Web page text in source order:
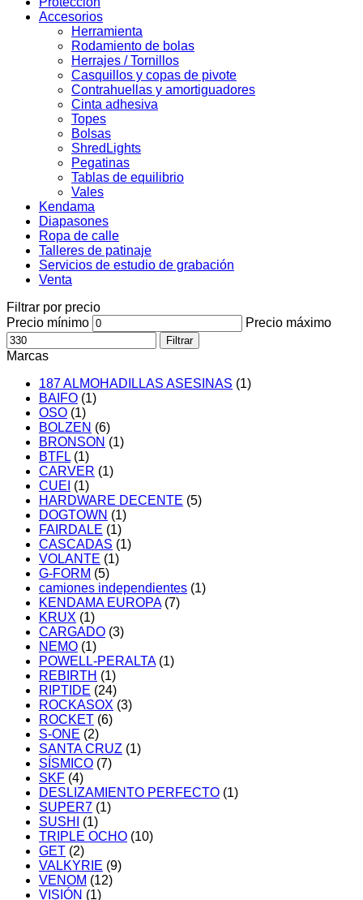
Accesorios
Herramienta
Rodamiento de bolas
Herrajes / Tornillos
Casquillos y copas de pivote
Contrahuellas y amortiguadores
Cinta adhesiva
Topes
Bolsas
ShredLights
Pegatinas
Tablas de equilibrio
Vales
Kendama
Diapasones
Ropa de calle
Talleres de patinaje
Servicios de estudio de grabación
Venta
Filtrar por precio
Precio mínimo
Precio máximo
Filtrar
Marcas
187 ALMOHADILLAS ASESINAS (1)
BAIFO (1)
OSO (1)
BOLZEN (6)
BRONSON (1)
BTFL (1)
CARVER (1)
CUEI (1)
HARDWARE DECENTE (5)
DOGTOWN (1)
FAIRDALE (1)
CASCADAS (1)
VOLANTE (1)
G-FORM (5)
camiones independientes (1)
KENDAMA EUROPA (7)
KRUX (1)
CARGADO (3)
NEMO (1)
POWELL-PERALTA (1)
REBIRTH (1)
RIPTIDE (24)
ROCKASOX (3)
ROCKET (6)
S-ONE (2)
SANTA CRUZ (1)
SÍSMICO (7)
SKF (4)
DESLIZAMIENTO PERFECTO (1)
SUPER7 (1)
SUSHI
(1)
TRIPLE OCHO (10)
GET (2)
VALKYRIE (9)
VENOM (12)
VISIÓN (1)